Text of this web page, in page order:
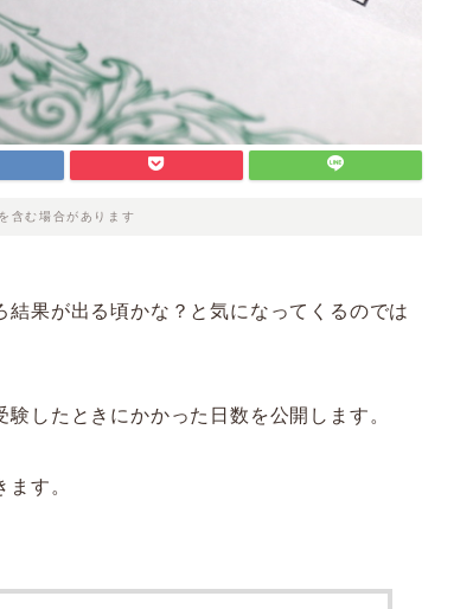
含む場合があります
果が出る頃かな？と気になってくるのでは
したときにかかった日数を公開します。
す。